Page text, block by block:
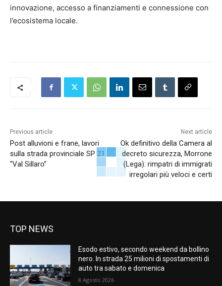
innovazione, accesso a finanziamenti e connessione con
l’ecosistema locale.
Previous article
Post alluvioni e frane, lavori
sulla strada provinciale SP 21
“Val Sillaro”
Next article
Ok definitivo della Camera al
decreto sicurezza, Morrone
(Lega): rimpatri di immigrati
irregolari più veloci e certi
TOP NEWS
Esodo estivo, secondo weekend da bollino
nero. In strada 25 milioni di spostamenti di
auto tra sabato e domenica
8 Agosto 2026